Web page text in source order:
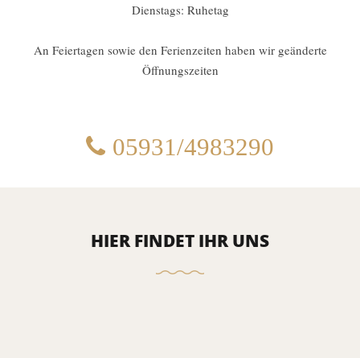
Dienstags: Ruhetag
An Feiertagen sowie den Ferienzeiten haben wir geänderte
Öffnungszeiten
05931/4983290
HIER FINDET IHR UNS